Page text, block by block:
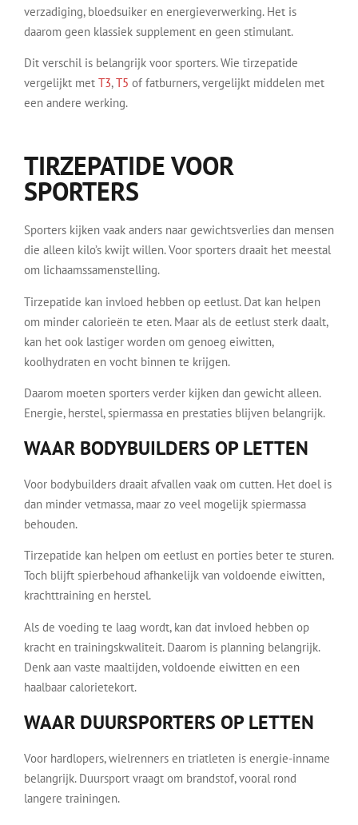
verzadiging, bloedsuiker en energieverwerking. Het is
daarom geen klassiek supplement en geen stimulant.
Dit verschil is belangrijk voor sporters. Wie tirzepatide
vergelijkt met T3,T5 of fatburners, vergelijkt middelen met
een andere werking.
TIRZEPATIDE VOOR
SPORTERS
Sporters kijken vaak anders naar gewichtsverlies dan mensen
die alleen kilo’s kwijt willen. Voor sporters draait het meestal
om lichaamssamenstelling.
Tirzepatide kan invloed hebben op eetlust. Dat kan helpen
om minder calorieën te eten. Maar als de eetlust sterk daalt,
kan het ook lastiger worden om genoeg eiwitten,
koolhydraten en vocht binnen te krijgen.
Daarom moeten sporters verder kijken dan gewicht alleen.
Energie, herstel, spiermassa en prestaties blijven belangrijk.
WAAR BODYBUILDERS OP LETTEN
Voor bodybuilders draait afvallen vaak om cutten. Het doel is
dan minder vetmassa, maar zo veel mogelijk spiermassa
behouden.
Tirzepatide kan helpen om eetlust en porties beter te sturen.
Toch blijft spierbehoud afhankelijk van voldoende eiwitten,
krachttraining en herstel.
Als de voeding te laag wordt, kan dat invloed hebben op
kracht en trainingskwaliteit. Daarom is planning belangrijk.
Denk aan vaste maaltijden, voldoende eiwitten en een
haalbaar calorietekort.
WAAR DUURSPORTERS OP LETTEN
Voor hardlopers, wielrenners en triatleten is energie-inname
belangrijk. Duursport vraagt om brandstof, vooral rond
langere trainingen.